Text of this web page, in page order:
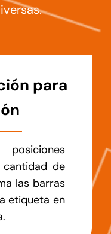
para
de
las barras
etiqueta en